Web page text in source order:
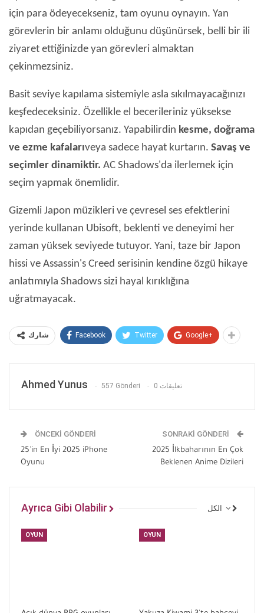
için para ödeyecekseniz, tam oyunu oynayın. Yan
görevlerin bir anlamı olduğunu düşünürsek, belli bir ili
ziyaret ettiğinizde yan görevleri almaktan
çekinmezsiniz.
Basit seviye kapılama sistemiyle asla sıkılmayacağınızı
keşfedeceksiniz. Özellikle el becerileriniz yüksekse
kapıdan geçebiliyorsanız. Yapabilirdin kesme, doğrama
ve ezme kafalarıveya sadece hayat kurtarın. Savaş ve
seçimler dinamiktir. AC Shadows'da ilerlemek için
seçim yapmak önemlidir.
Gizemli Japon müzikleri ve çevresel ses efektlerini
yerinde kullanan Ubisoft, beklenti ve deneyimi her
zaman yüksek seviyede tutuyor. Yani, taze bir Japon
hissi ve Assassin's Creed serisinin kendine özgü hikaye
anlatımıyla Shadows sizi hayal kırıklığına
uğratmayacak.
شارك Facebook Twitter Google+
Ahmed Yunus 557 Gönderi 0 تعليقات
ÖNCEKI GÖNDERI
25'in En İyi 2025 iPhone
Oyunu
SONRAKI GÖNDERI
2025 İlkbaharının En Çok
Beklenen Anime Dizileri
Ayrıca Gibi Olabilir
OYUN OYUN